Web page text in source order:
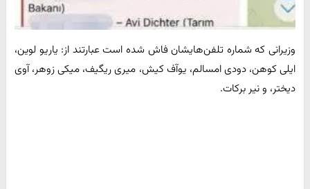
وزیرانی که شماره تلفن‌هایشان فاش شده است عبارتند از: یاریو لوین،
ایلی کوهن، دودی امسالم، یوآف کیش، میری ریگیف، میکی زوهر، آوی
دیختر، و نیر برکات.